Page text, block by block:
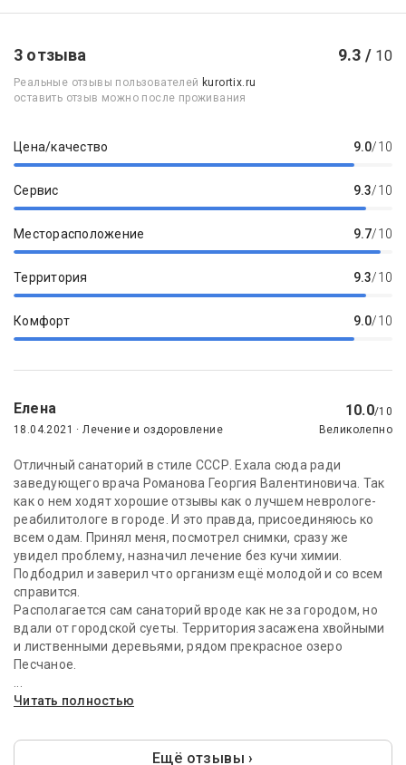
3 отзыва 9.3 / 10
Реальные отзывы пользователей kurortix.ru
оставить отзыв можно после проживания
Цена/качество 9.0/10
Сервис 9.3/10
Месторасположение 9.7/10
Территория 9.3/10
Комфорт 9.0/10
Елена 10.0/10
18.04.2021 · Лечение и оздоровление
Великолепно
Отличный санаторий в стиле СССР. Ехала сюда ради
заведующего врача Романова Георгия Валентиновича. Так
как о нем ходят хорошие отзывы как о лучшем неврологе-
реабилитологе в городе. И это правда, присоединяюсь ко
всем одам. Принял меня, посмотрел снимки, сразу же
увидел проблему, назначил лечение без кучи химии.
Подбодрил и заверил что организм ещё молодой и со всем
справится.
Располагается сам санаторий вроде как не за городом, но
вдали от городской суеты. Территория засажена хвойными
и лиственными деревьями, рядом прекрасное озеро
Песчаное.
...
Читать полностью
Ещё отзывы ›